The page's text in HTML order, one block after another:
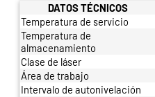
DATOS TÉCNICOS
Temperatura de servicio
Temperatura de
almacenamiento
Clase de láser
Área de trabajo
Intervalo de autonivelación